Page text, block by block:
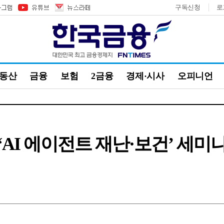
구독신청
산 금융 보험 2금융 경제·시사 오피니언
에이전트 재난·보건’ 세미